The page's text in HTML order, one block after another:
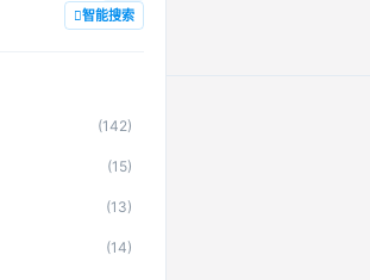
智能搜索
(142)
(15)
(13)
(14)